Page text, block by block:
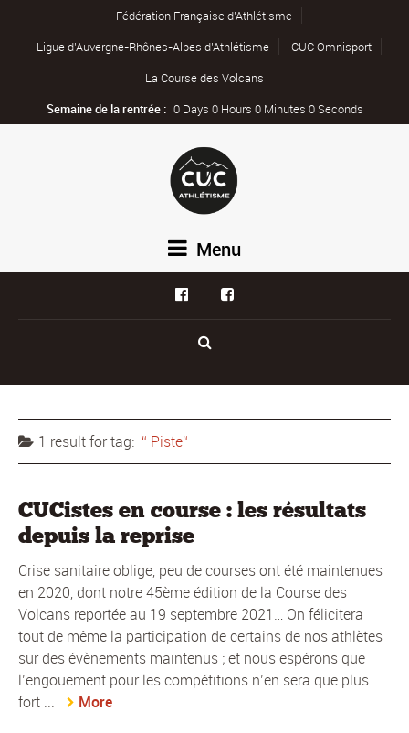
Fédération Française d’Athlétisme
Ligue d’Auvergne-Rhônes-Alpes d’Athlétisme
CUC Omnisport
La Course des Volcans
Semaine de la rentrée : 0 Days 0 Hours 0 Minutes 0 Seconds
Menu
1 result fortag: Piste
CUCistes en course : les résultats
depuis la reprise
Crise sanitaire oblige, peu de courses ont été maintenues
en 2020, dont notre 45ème édition de la Course des
Volcans reportée au 19 septembre 2021… On félicitera
tout de même la participation de certains de nos athlètes
sur des évènements maintenus ; et nous espérons que
l’engouement pour les compétitions n’en sera que plus
fort ...
More